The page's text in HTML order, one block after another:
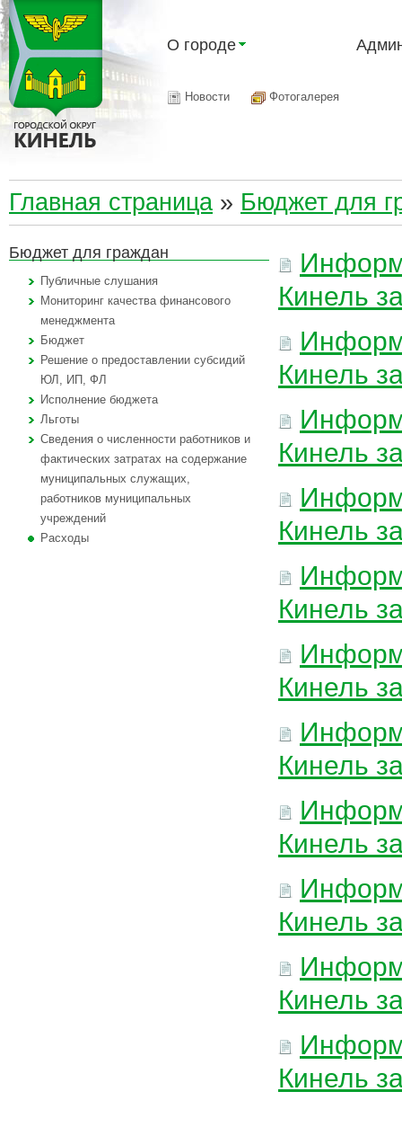
О городе
Новости Фотогалерея
Главная страница » Бюджет для
Бюджет для граждан
Публичные слушания
Мониторинг качества финансового
менеджмента
Бюджет
Решение о предоставлении субсидий
ЮЛ, ИП, ФЛ
Исполнение бюджета
Льготы
Сведения о численности работников и
фактических затратах на содержание
муниципальных служащих,
работников муниципальных
учреждений
Расходы
Кинель
Кинель
Кинель
Кинель
Кинель
Кинель
Кинель
Кинель
Кинель
Кинель
Кинель